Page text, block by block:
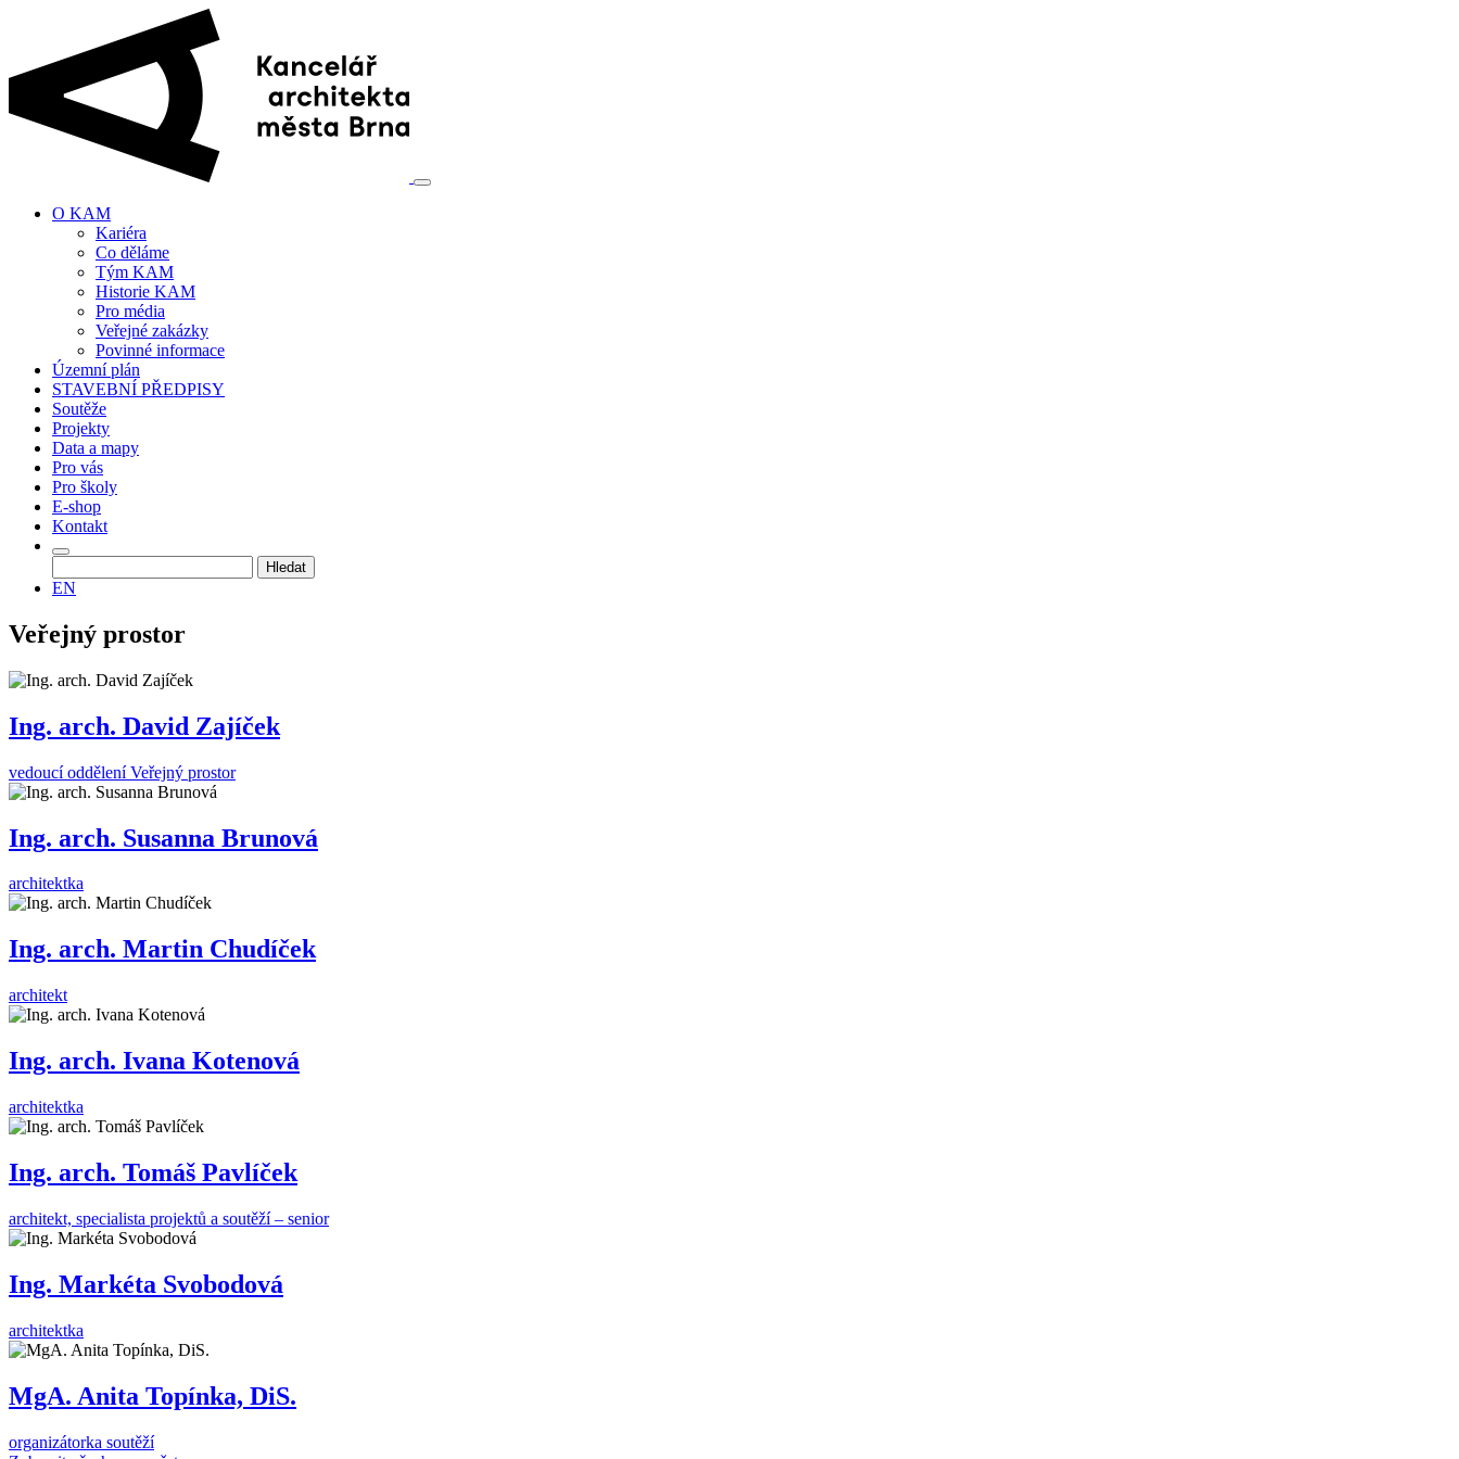
O KAM
Kariéra
Co děláme
Tým KAM
Historie KAM
Pro média
Veřejné zakázky
Povinné informace
Územní plán
STAVEBNÍ PŘEDPISY
Soutěže
Projekty
Data a mapy
Pro vás
Pro školy
E-shop
Kontakt
EN
Veřejný prostor
Ing. arch. David Zajíček
vedoucí oddělení Veřejný prostor
Ing. arch. Susanna Brunová
architektka
Ing. arch. Martin Chudíček
architekt
Ing. arch. Ivana Kotenová
architektka
Ing. arch. Tomáš Pavlíček
architekt, specialista projektů a soutěží – senior
Ing. Markéta Svobodová
architektka
MgA. Anita Topínka, DiS.
organizátorka soutěží